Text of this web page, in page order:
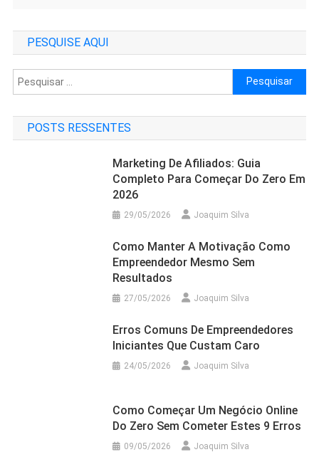
PESQUISE AQUI
Pesquisar
por:
POSTS RESSENTES
Marketing De Afiliados: Guia
Completo Para Começar Do Zero Em
2026
29/05/2026 Joaquim Silva
Como Manter A Motivação Como
Empreendedor Mesmo Sem
Resultados
27/05/2026 Joaquim Silva
Erros Comuns De Empreendedores
Iniciantes Que Custam Caro
24/05/2026 Joaquim Silva
Como Começar Um Negócio Online
Do Zero Sem Cometer Estes 9 Erros
09/05/2026 Joaquim Silva